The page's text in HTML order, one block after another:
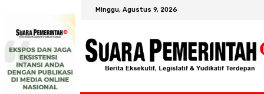
Minggu, Agustus 9, 2026